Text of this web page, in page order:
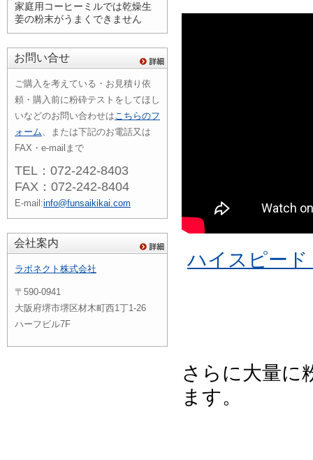
ハイスピー
さらに大量に
ます。
家庭用コーヒーミルでは乾燥生
姜の粉末がうまくできません
お問い合せ
ご購入を考えている・お見積り依
頼・購入前に粉砕テストをしてほし
いなどのお問い合わせはこちらのフ
ォーム、または下記のお電話又は
FAX・e-mailまで
TEL：072-242-8403
FAX：072-242-8404
E-mail:info@funsaikikai.com
会社案内
ラボネクト株式会社
〒590-0941
大阪府堺市堺区材木町西1丁1-26
ハーフビル7F